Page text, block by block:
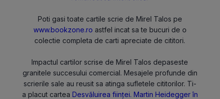
Poti gasi toate cartile scrie de Mirel Talos pe
www.bookzone.ro astfel incat sa te bucuri de o
colectie completa de carti apreciate de cititori.
Impactul cartilor scrise de Mirel Talos depaseste
granitele succesului comercial. Mesajele profunde din
scrierile sale au reusit sa atinga sufletele cititorilor. Ti-
a placut cartea Desvăluirea ființei. Martin Heidegger în